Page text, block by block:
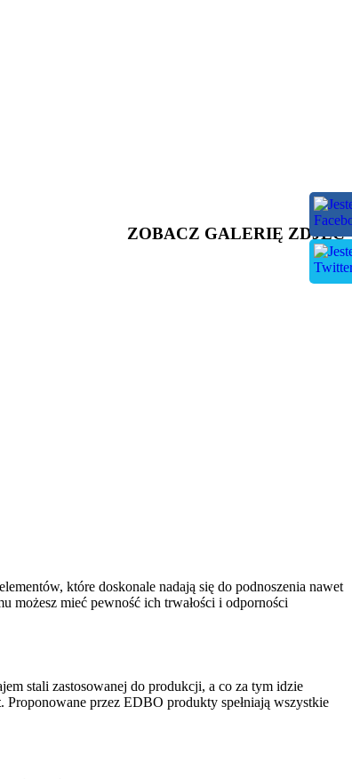
ZOBACZ GALERIĘ ZDJĘĆ
elementów, które doskonale nadają się do podnoszenia nawet
możesz mieć pewność ich trwałości i odporności
stali zastosowanej do produkcji, a co za tym idzie
. Proponowane przez EDBO produkty spełniają wszystkie